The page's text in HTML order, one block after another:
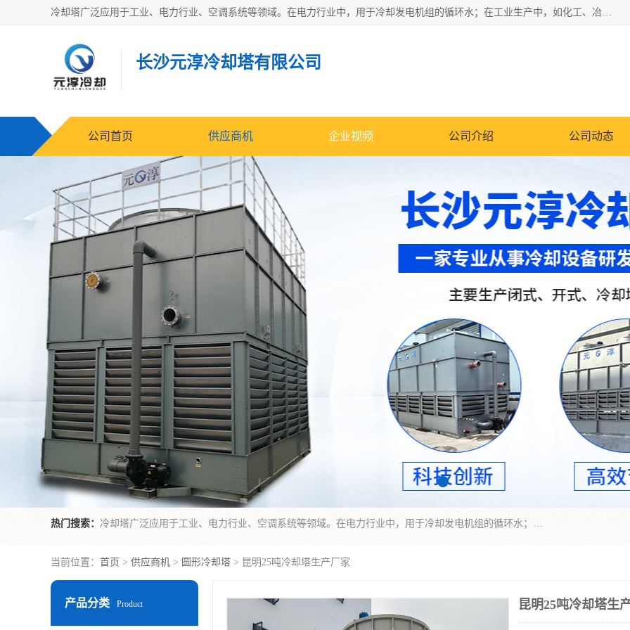
冷却塔广泛应用于工业、电力行业、空调系统等领域。在电力行业中，用于冷却发电机组的循环水；在工业生产中，如化工、冶金等行业，可降低生产过程中产生的热量；在空调系统中，为空调设备提供冷却水源
长沙元淳冷却塔有限公司
公司首页 供应商机 企业视频 公司介绍 公司动态
热门搜索： 冷却塔广泛应用于工业、电力行业、空调系统等领域。在电力行业中，用于冷却发电机组的循环水；在工业生产中，如化工、冶金等行业，可降低生产过程中产生的热量；在空调系统中，为空调设备提供冷却水源
当前位置： 首页 > 供应商机 > 圆形冷却塔 > 昆明25吨冷却塔生产厂家
产品分类 Product 昆明25吨冷却塔生